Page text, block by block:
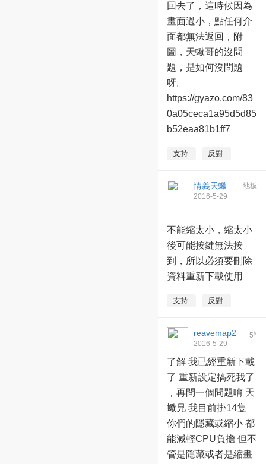
回去了，這時候因為
畫面過小，點任何介
面都無法返回，附
圖，天蠍哥的沒問
題，是如何沒問題
呀。
https://gyazo.com/83
0a05ceca1a95d5d85
b52eaa81b1ff7
支持 反對
地板
情義天蠍
2016-5-29
不能縮太小，縮太小
後可能按鍵無法按
到，所以必須要刪除
資料重新下載使用
支持 反對
5#
reavemap2
2016-5-29
了解 我已經重新下載
了 重新設定搞死我了
，再問一個問題唷 天
蠍兄 我目前掛14隻
你們的隱藏或縮小 都
能減輕CPU負擔 但不
管是隱藏或者是縮畫